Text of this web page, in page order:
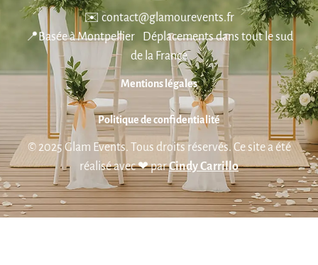
✉️ contact@glamourevents.fr
📍Basée à Montpellier Déplacements dans tout le sud
de la France
Mentions légales
Politique de confidentialité
© 2025 Glam Events. Tous droits réservés. Ce site a été
réalisé avec ❤ parCindy Carrillo